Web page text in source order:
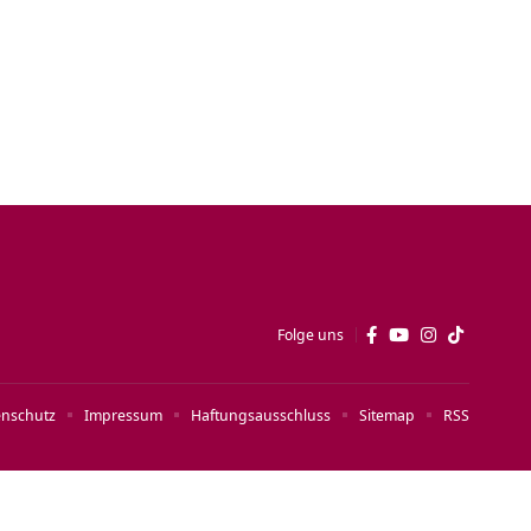
Folge uns
Impressum Haftungsausschluss Sitemap RSS